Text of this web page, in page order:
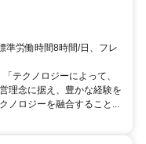
準労働時間8時間/日、フレ
テクノロジーによって、
理念に据え、豊かな経験を
ノロジーを融合すること...